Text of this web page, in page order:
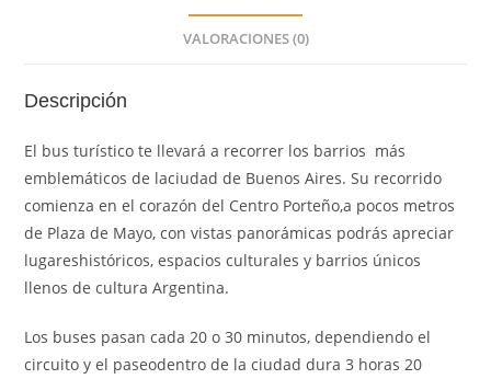
VALORACIONES (0)
Descripción
El bus turístico te llevará a recorrer los barrios más
emblemáticos de laciudad de Buenos Aires. Su recorrido
comienza en el corazón del Centro Porteño,a pocos metros
de Plaza de Mayo, con vistas panorámicas podrás apreciar
lugareshistóricos, espacios culturales y barrios únicos
llenos de cultura Argentina.
Los buses pasan cada 20 o 30 minutos, dependiendo el
circuito y el paseodentro de la ciudad dura 3 horas 20